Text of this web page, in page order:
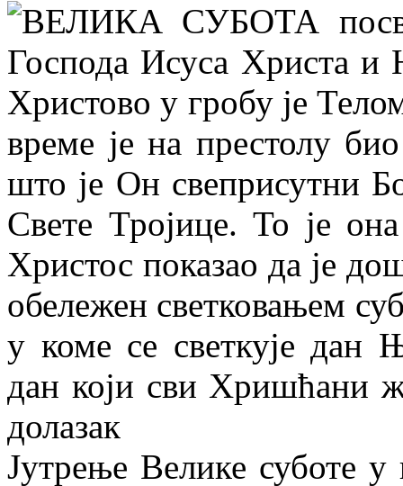
ВЕЛИКА СУБОТА
Господа Исуса Христа и
Христово у гробу је
време је на престолу
што је Он свеприсутни
Свете Тројице. То је
Христос показао да је
обележен светковањем
у коме се светкује дан
дан који сви Хришћани
долазак
Јутрење Велике суботе